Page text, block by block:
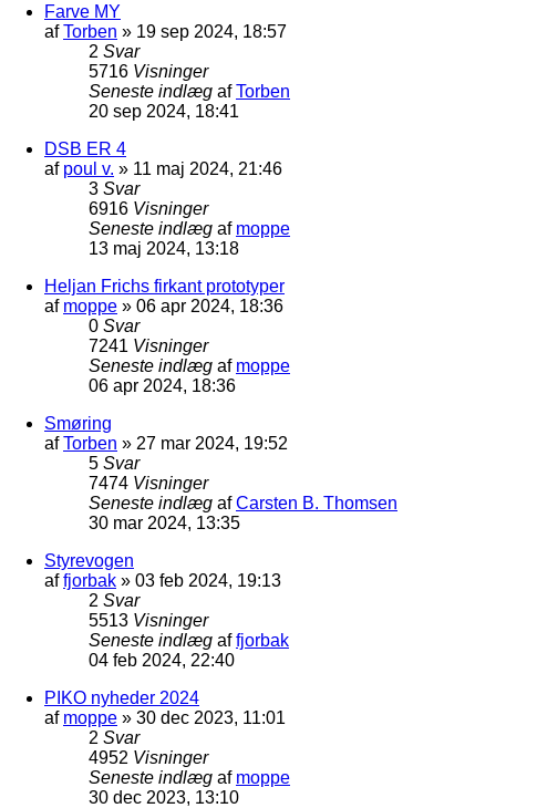
Farve MY
afTorben » 19 sep 2024, 18:57
2 Svar
5716 Visninger
Seneste indlæg afTorben
20 sep 2024, 18:41
DSB ER 4
af poul v. » 11 maj 2024, 21:46
3 Svar
6916 Visninger
Seneste indlæg af moppe
13 maj 2024, 13:18
Heljan Frichs firkant prototyper
af moppe » 06 apr 2024, 18:36
0 Svar
7241 Visninger
Seneste indlæg af moppe
06 apr 2024, 18:36
Smøring
afTorben » 27 mar 2024, 19:52
5 Svar
7474 Visninger
Seneste indlæg afCarsten B. Thomsen
30 mar 2024, 13:35
Styrevogen
affjorbak » 03 feb 2024, 19:13
2 Svar
5513 Visninger
Seneste indlæg affjorbak
04 feb 2024, 22:40
PIKO nyheder 2024
af moppe » 30 dec 2023, 11:01
2 Svar
4952 Visninger
Seneste indlæg af moppe
30 dec 2023, 13:10